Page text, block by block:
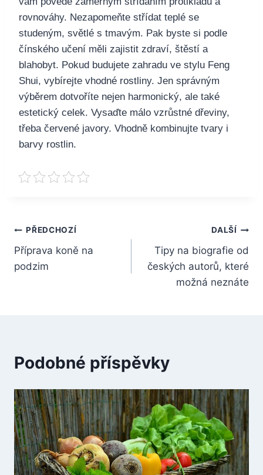
rovnováhy. Nezapomeňte střídat teplé se
studeným, světlé s tmavým. Pak byste si podle
čínského učení měli zajistit zdraví, štěstí a
blahobyt. Pokud budujete zahradu ve stylu Feng
Shui, vybírejte vhodné rostliny. Jen správným
výběrem dotvoříte nejen harmonický, ale také
estetický celek. Vysaďte málo vzrůstné dřeviny,
třeba červené javory. Vhodně kombinujte tvary i
barvy rostlin.
Navigace
pro
PŘEDCHOZÍ
Příprava koně na
podzim
DALŠÍ
Tipy na biografie od
českých autorů, které
možná neznáte
Podobné příspěvky